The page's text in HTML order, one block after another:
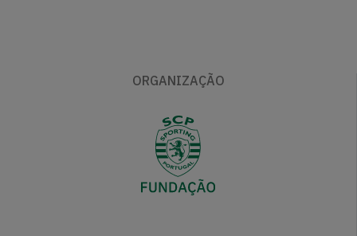
ORGANIZAÇÃO